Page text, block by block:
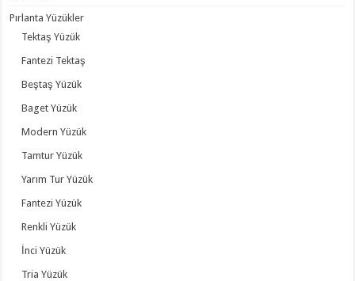
Pırlanta Yüzükler
Tektaş Yüzük
Fantezi Tektaş
Beştaş Yüzük
Baget Yüzük
Modern Yüzük
Tamtur Yüzük
Yarım Tur Yüzük
Fantezi Yüzük
Renkli Yüzük
İnci Yüzük
Tria Yüzük